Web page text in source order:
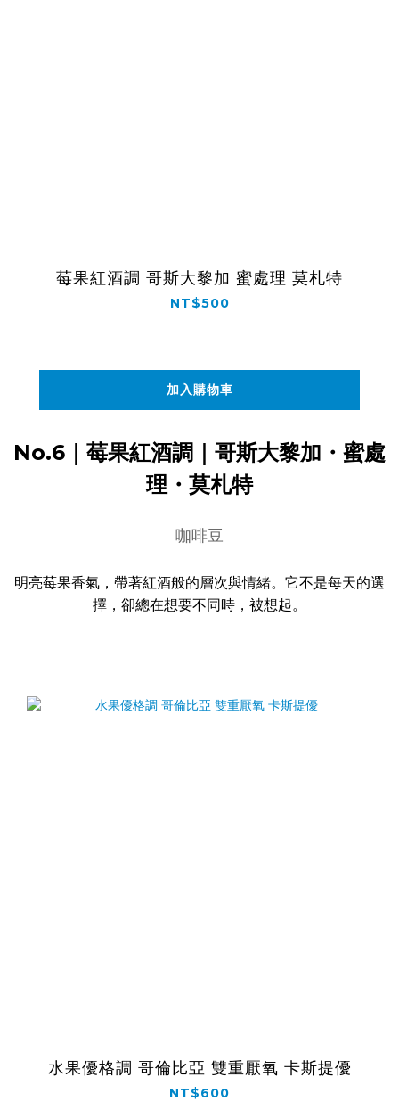
莓果紅酒調 哥斯大黎加 蜜處理 莫札特
NT$500
加入購物車
No.6｜莓果紅酒調｜哥斯大黎加・蜜處
理・莫札特
咖啡豆
明亮莓果香氣，帶著紅酒般的層次與情緒。它不是每天的選
擇，卻總在想要不同時，被想起。
水果優格調 哥倫比亞 雙重厭氧 卡斯提優
NT$600